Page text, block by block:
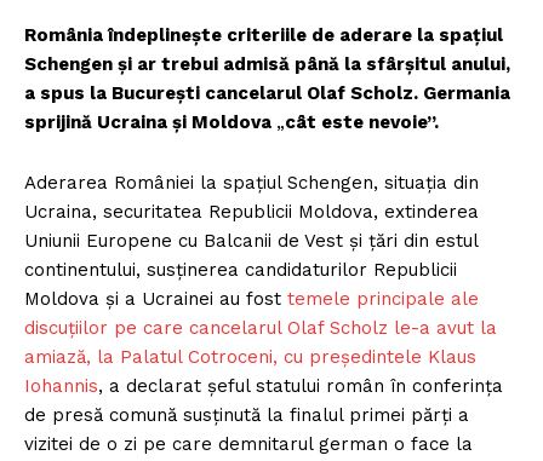
România îndeplinește criteriile de aderare la spațiul
Schengen și ar trebui admisă până la sfârșitul anului,
a spus la București cancelarul Olaf Scholz. Germania
sprijină Ucraina și Moldova „cât este nevoie”.
Aderarea României la spațiul Schengen, situația din
Ucraina, securitatea Republicii Moldova, extinderea
Uniunii Europene cu Balcanii de Vest și țări din estul
continentului, susținerea candidaturilor Republicii
Moldova și a Ucrainei au fost temele principale ale
discuțiilor pe care cancelarul Olaf Scholz le-a avut la
amiază, la Palatul Cotroceni, cu președintele Klaus
Iohannis, a declarat șeful statului român în conferința
de presă comună susținută la finalul primei părți a
vizitei de o zi pe care demnitarul german o face la